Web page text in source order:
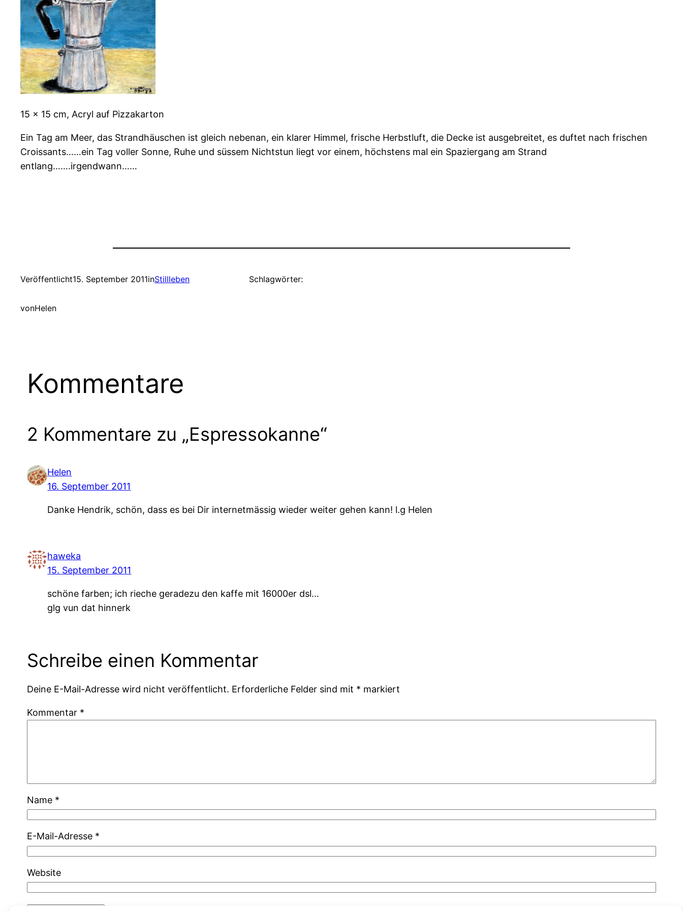
15 x 15 cm, Acryl auf Pizzakarton
Ein Tag am Meer, das Strandhäuschen ist gleich nebenan, ein klarer Himmel, frische Herbstluft, die Decke ist ausgebreitet, es duftet nach frischen
Croissants……ein Tag voller Sonne, Ruhe und süssem Nichtstun liegt vor einem, höchstens mal ein Spaziergang am Strand
entlang…….irgendwann……
Veröffentlicht15. September 2011inStillleben
vonHelen
Schlagwörter:
Kommentare
2 Kommentare zu „Espressokanne“
Helen
16. September 2011
Danke Hendrik, schön, dass es bei Dir internetmässig wieder weiter gehen kann! l.g Helen
haweka
15. September 2011
schöne farben; ich rieche geradezu den kaffe mit 16000er dsl…
glg vun dat hinnerk
Schreibe einen Kommentar
Deine E-Mail-Adresse wird nicht veröffentlicht. Erforderliche Felder sind mit * markiert
Kommentar *
Name *
E-Mail-Adresse *
Website